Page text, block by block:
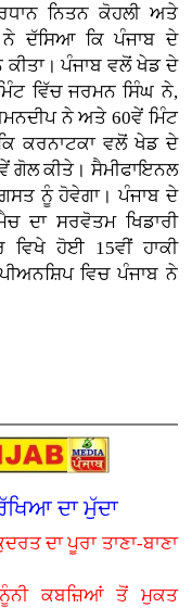
ਨਿਤਨ ਕੋਹਲੀ ਅਤੇ
ਦੱਸਿਆ ਕਿ ਪੰਜਾਬ ਦੇ
ਕੀਤਾ। ਪੰਜਾਬ ਵਲੋਂ ਖੇਡ ਦੇ
ਵਿੱਚ ਜਰਮਨ ਸਿੰਘ ਨੇ,
ਨੇ ਅਤੇ 60ਵੇਂ ਮਿੰਟ
ਕਰਨਾਟਕਾ ਵਲੋਂ ਖੇਡ ਦੇ
ਗੋਲ ਕੀਤੇ। ਸੈਮੀਫਾਇਨਲ
ਨੂੰ ਹੋਵੇਗਾ। ਪੰਜਾਬ ਦੇ
ਦਾ ਸਰਵੋਤਮ ਖਿਡਾਰੀ
ਹੋਈ 15ਵੀਂ ਹਾਕੀ
ਵਿਚ ਪੰਜਾਬ ਨੇ
ਦਾ ਮੁੱਦਾ
ਦਾ ਪੂਰਾ ਤਾਣਾ-ਬਾਣਾ
ਕਬਜ਼ਿਆਂ ਤੋਂ ਮੁਕਤ